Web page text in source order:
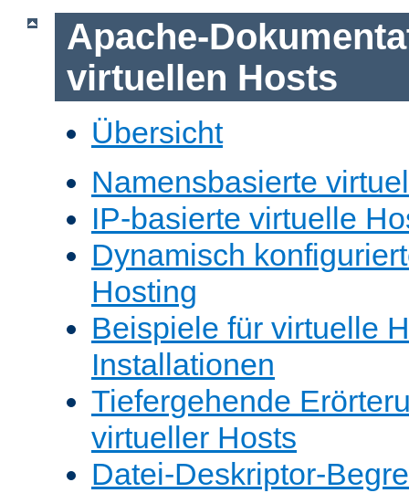
Apache-
virtuellen Hosts
Übersicht
Namensbasierte
IP-basierte virtuelle
Dynamisch
Hosting
Beispiele für virtuelle
Installationen
Tiefergehende
virtueller Hosts
Datei-Deskriptor-